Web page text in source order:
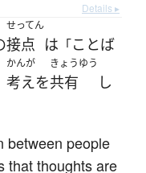
Details ▸
せってん
接点 は 「ことば
かんが
考えを
きょうゆう
共有 し
between people
that thoughts are